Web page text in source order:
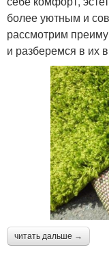
более уютным и
рассмотрим
и разберемся в их
читать дальше →